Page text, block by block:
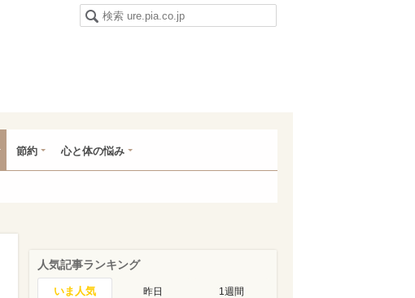
節約 心と体の悩み
人気記事ランキング
いま人気 昨日 1週間